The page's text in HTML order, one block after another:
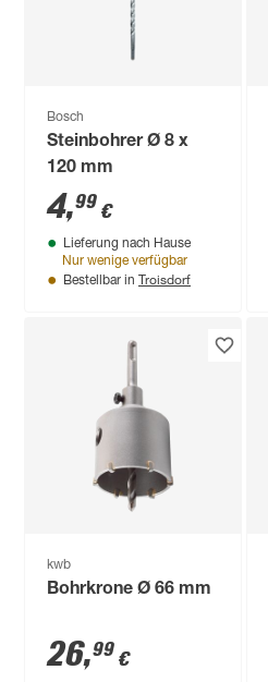
Bosch
Steinbohrer Ø 8 x
120 mm
4,99 €
Lieferung nach Hause
Nur wenige verfügbar
Bestellbar in Troisdorf
kwb
Bohrkrone Ø 66 mm
26,99 €